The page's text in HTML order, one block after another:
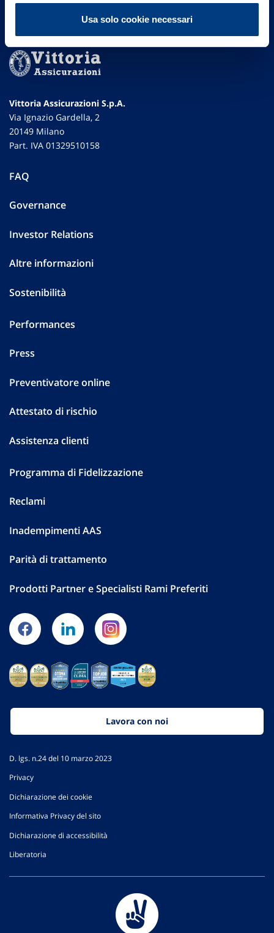
Usa solo cookie necessari
Vittoria Assicurazioni S.p.A.
Via Ignazio Gardella, 2
20149 Milano
Part. IVA 01329510158
FAQ
Governance
Investor Relations
Altre informazioni
Sostenibilità
Performances
Press
Preventivatore online
Attestato di rischio
Assistenza clienti
Programma di Fidelizzazione
Reclami
Inadempimenti AAS
Parità di trattamento
Prodotti Partner e Specialisti Rami Preferiti
Lavora con noi
D. lgs. n.24 del 10 marzo 2023
Privacy
Dichiarazione dei cookie
Informativa Privacy del sito
Dichiarazione di accessibilità
Liberatoria